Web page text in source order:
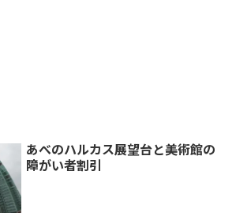
あべのハルカス展望台と美術館の
障がい者割引